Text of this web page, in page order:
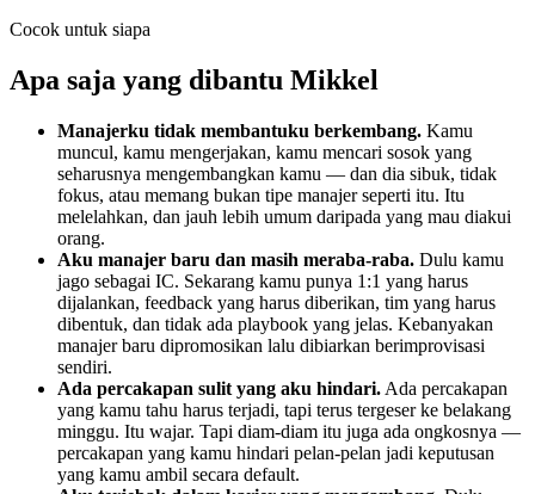
Cocok untuk siapa
Apa saja yang dibantu Mikkel
Manajerku tidak membantuku berkembang. Kamu
muncul, kamu mengerjakan, kamu mencari sosok yang
seharusnya mengembangkan kamu — dan dia sibuk, tidak
fokus, atau memang bukan tipe manajer seperti itu. Itu
melelahkan, dan jauh lebih umum daripada yang mau diakui
orang.
Aku manajer baru dan masih meraba-raba. Dulu kamu
jago sebagai IC. Sekarang kamu punya 1:1 yang harus
dijalankan, feedback yang harus diberikan, tim yang harus
dibentuk, dan tidak ada playbook yang jelas. Kebanyakan
manajer baru dipromosikan lalu dibiarkan berimprovisasi
sendiri.
Ada percakapan sulit yang aku hindari. Ada percakapan
yang kamu tahu harus terjadi, tapi terus tergeser ke belakang
minggu. Itu wajar. Tapi diam-diam itu juga ada ongkosnya —
percakapan yang kamu hindari pelan-pelan jadi keputusan
yang kamu ambil secara default.